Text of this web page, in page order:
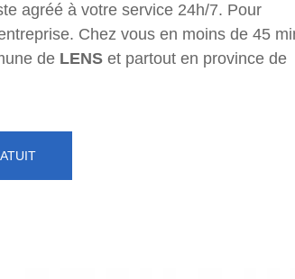
agréé à votre service 24h/7. Pour
Chez vous en moins de 45
de LENS et partout en province de